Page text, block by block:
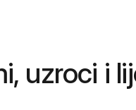
uzroci i